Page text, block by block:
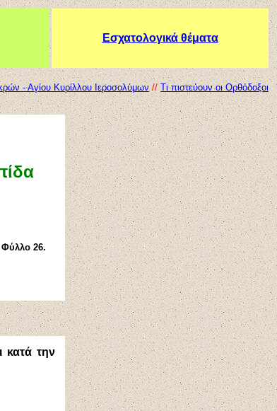
Εσχατολογικά θέματα
- Αγίου Κυρίλλου Ιεροσολύμων // Τι πιστεύουν οι Ορθόδοξοι
26.
κατά την